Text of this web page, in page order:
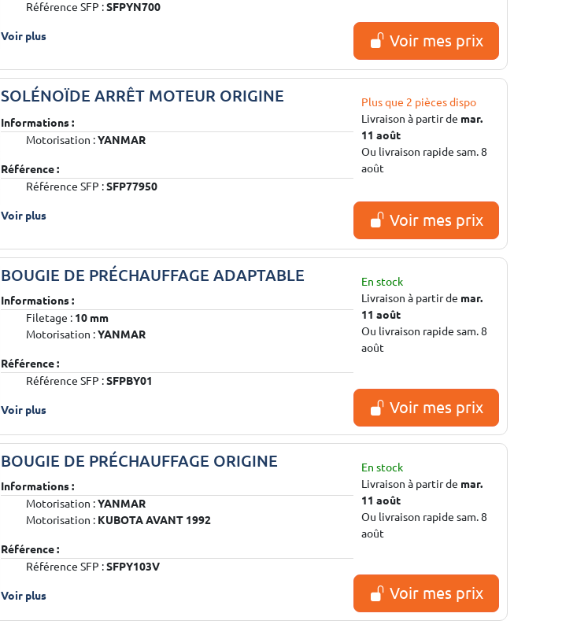
Référence SFP : SFPYN700
Voir plus Voir mes prix
SOLÉNOÏDE ARRÊT MOTEUR ORIGINE
Informations :
Motorisation : YANMAR
Référence :
Référence SFP : SFP77950
Voir plus
Plus que 2 pièces dispo
Livraison à partir de mar.
11 août
Ou livraison rapide sam. 8
août
Voir mes prix
BOUGIE DE PRÉCHAUFFAGE ADAPTABLE
Informations :
Filetage : 10 mm
Motorisation : YANMAR
Référence :
Référence SFP : SFPBY01
Voir plus
En stock
Livraison à partir de mar.
11 août
Ou livraison rapide sam. 8
août
Voir mes prix
BOUGIE DE PRÉCHAUFFAGE ORIGINE
Informations :
Motorisation : YANMAR
Motorisation : KUBOTA AVANT 1992
Référence :
Référence SFP : SFPY103V
Voir plus
En stock
Livraison à partir de mar.
11 août
Ou livraison rapide sam. 8
août
Voir mes prix